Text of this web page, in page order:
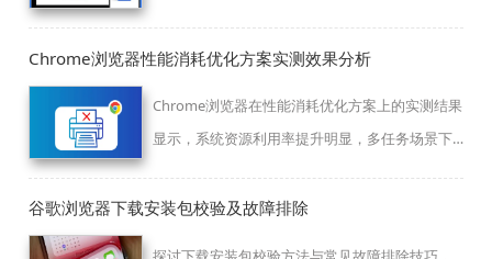
Chrome浏览器性能消耗优化方案实测效果分析
Chrome浏览器在性能消耗优化方案上的实测结果
显示，系统资源利用率提升明显，多任务场景下
谷歌浏览器下载安装包校验及故障排除